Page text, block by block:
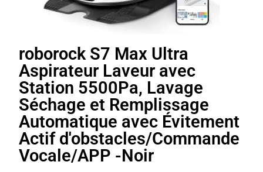
roborock S7 Max Ultra
Aspirateur Laveur avec
Station 5500Pa, Lavage
Séchage et Remplissage
Automatique avec Évitement
Actif d'obstacles/Commande
Vocale/APP -Noir